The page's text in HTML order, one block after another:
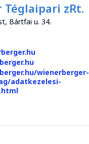
zRt.
Bártfai u. 34.
wienerberger-
adatkezelesi-